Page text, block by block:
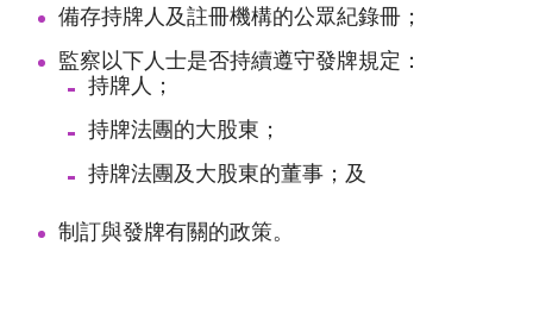
加入本會
備存持牌人及註冊機構的公眾紀錄冊；
監察以下人士是否持續遵守發牌規定：
持牌人；
持牌法團的大股東；
持牌法團及大股東的董事；及
制訂與發牌有關的政策。